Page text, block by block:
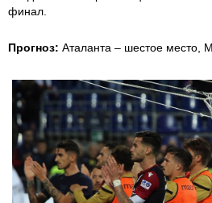
финал.
Прогноз: Аталанта – шестое место,